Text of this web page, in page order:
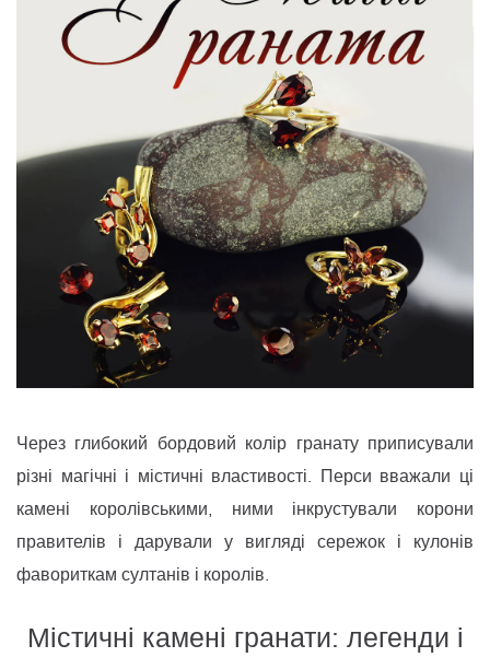
Через глибокий бордовий колір гранату приписували
різні магічні і містичні властивості. Перси вважали ці
камені королівськими, ними інкрустували корони
правителів і дарували у вигляді сережок і кулонів
фавориткам султанів і королів.
Містичні камені гранати: легенди і